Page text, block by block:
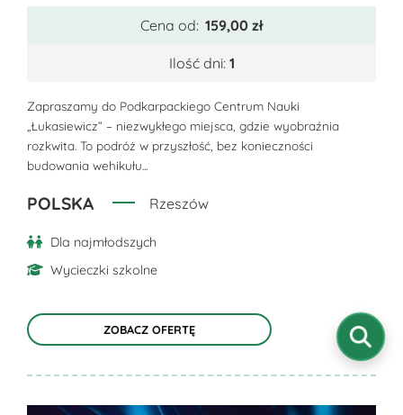
można
wybrać
na
produktu
Cena od: 159,00 zł
Ilość dni: 1
Zapraszamy do Podkarpackiego Centrum Nauki
„Łukasiewicz” – niezwykłego miejsca, gdzie wyobraźnia
rozkwita. To podróż w przyszłość, bez konieczności
budowania wehikułu...
POLSKA Rzeszów
Dla najmłodszych
Wycieczki szkolne
ZOBACZ OFERTĘ